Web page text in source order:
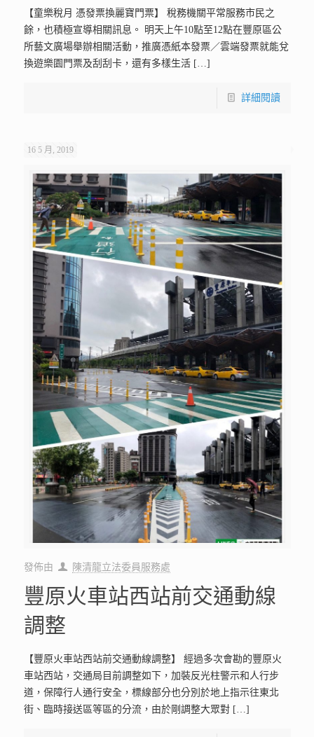
【童樂稅月 憑發票換麗寶門票】 稅務機關平常服務市民之
餘，也積極宣導相關訊息。 明天上午10點至12點在豐原區公
所藝文廣場舉辦相關活動，推廣憑紙本發票／雲端發票就能兌
換遊樂園門票及刮刮卡，還有多樣生活[…]
詳細閱讀
16 5 月, 2019
發佈由 陳清龍立法委員服務處
豐原火車站西站前交通動線
調整
【豐原火車站西站前交通動線調整】 經過多次會勘的豐原火
車站西站，交通局目前調整如下，加裝反光柱警示和人行步
道，保障行人通行安全，標線部分也分別於地上指示往東北
街、臨時接送區等區的分流，由於剛調整大眾對[…]